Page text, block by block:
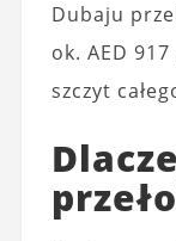
Dubaju
ok. AED
szczyt